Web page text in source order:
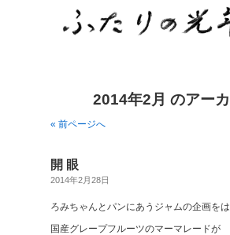
2014年2月 のアー
« 前ページへ
開 眼
2014年2月28日
ろみちゃんとパンにあうジャムの企画をは
国産グレープフルーツのマーマレードが